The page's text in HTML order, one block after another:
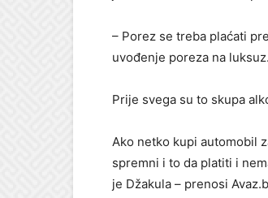
– Porez se treba plaćati
uvođenje poreza na luksuz.
Prije svega su to skupa
Ako netko kupi automobil
spremni i to da platiti i
je Džakula – prenosi